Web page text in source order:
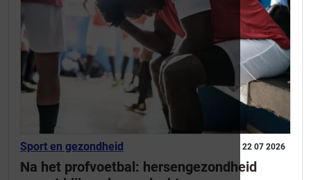
22 07 2026
Sport en gezondheid
Na het profvoetbal: hersengezondheid